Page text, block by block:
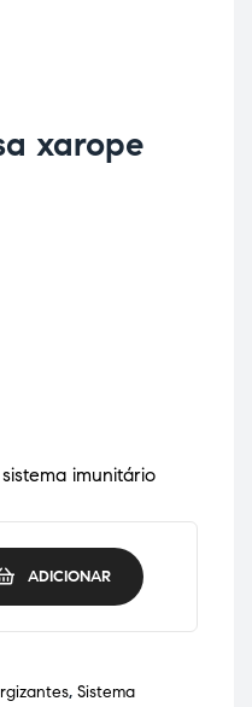
xarope
imunitário
ADICIONAR
, Sistema